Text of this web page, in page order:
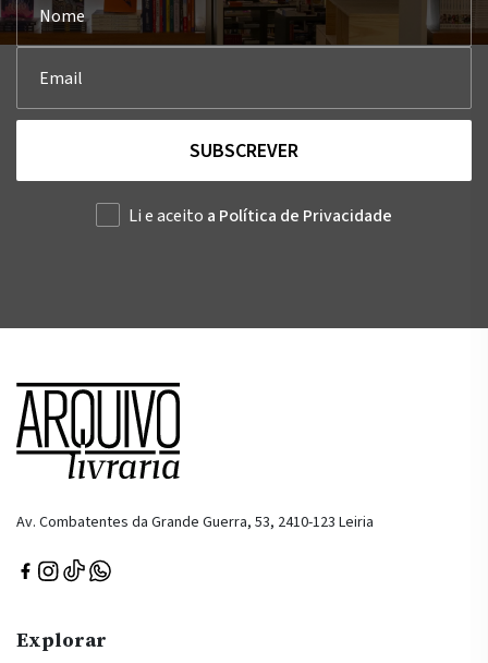
SUBSCREVER
Li e aceito a Política de Privacidade
Av. Combatentes da Grande Guerra, 53, 2410-123 Leiria
Explorar